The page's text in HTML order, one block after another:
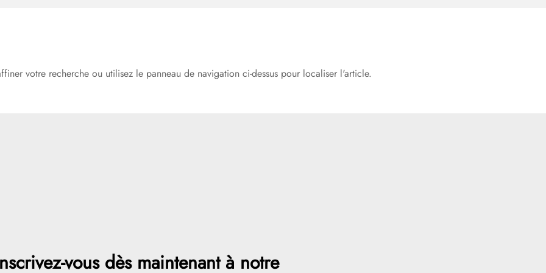
votre recherche ou utilisez le panneau de navigation ci-dessus pour localiser l'article.
vous dès maintenant à notre